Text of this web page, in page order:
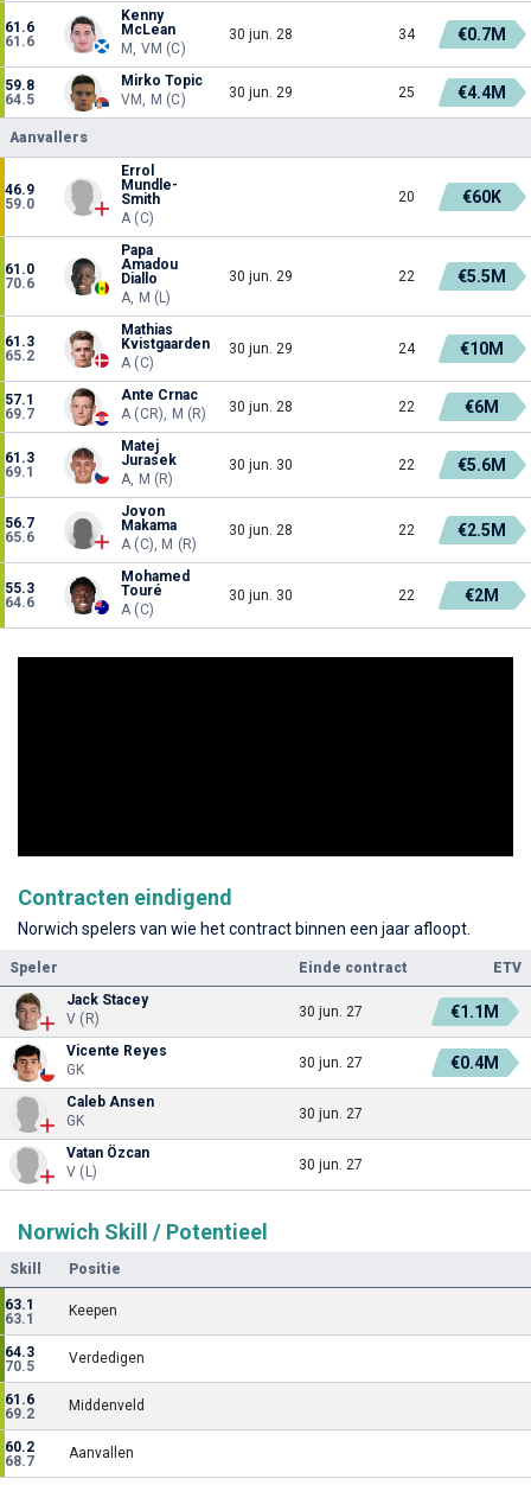
61.6
61.6
Kenny
McLean
M, VM (C)
30 jun. 28 34 €0.7M
59.8
64.5
Mirko Topic
VM, M (C)
30 jun. 29 25 €4.4M
Aanvallers
46.9
59.0
Errol
Mundle-
Smith
A (C)
20 €60K
61.0
70.6
Papa
Amadou
Diallo
A, M (L)
30 jun. 29 22 €5.5M
61.3
65.2
Mathias
Kvistgaarden
A (C)
30 jun. 29 24 €10M
57.1
69.7
Ante Crnac
A (CR), M (R)
30 jun. 28 22 €6M
61.3
69.1
Matej
Jurasek
A, M (R)
30 jun. 30 22 €5.6M
56.7
65.6
Jovon
Makama
A (C), M (R)
30 jun. 28 22 €2.5M
55.3
64.6
Mohamed
Touré
A (C)
30 jun. 30 22 €2M
Contracten eindigend
Norwich spelers van wie het contract binnen een jaar afloopt.
Speler Einde contract
ETV
Jack Stacey
V (R)
30 jun. 27 €1.1M
Vicente Reyes
GK
30 jun. 27 €0.4M
Caleb Ansen
GK
30 jun. 27
Vatan Özcan
V (L)
30 jun. 27
Norwich Skill / Potentieel
Skill Positie
63.1
63.1
Keepen
64.3
70.5
Verdedigen
61.6
69.2
Middenveld
60.2
68.7
Aanvallen